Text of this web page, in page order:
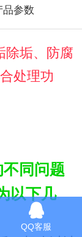
品参数
除垢、防腐
处理功
同问题
以下几
QQ客服